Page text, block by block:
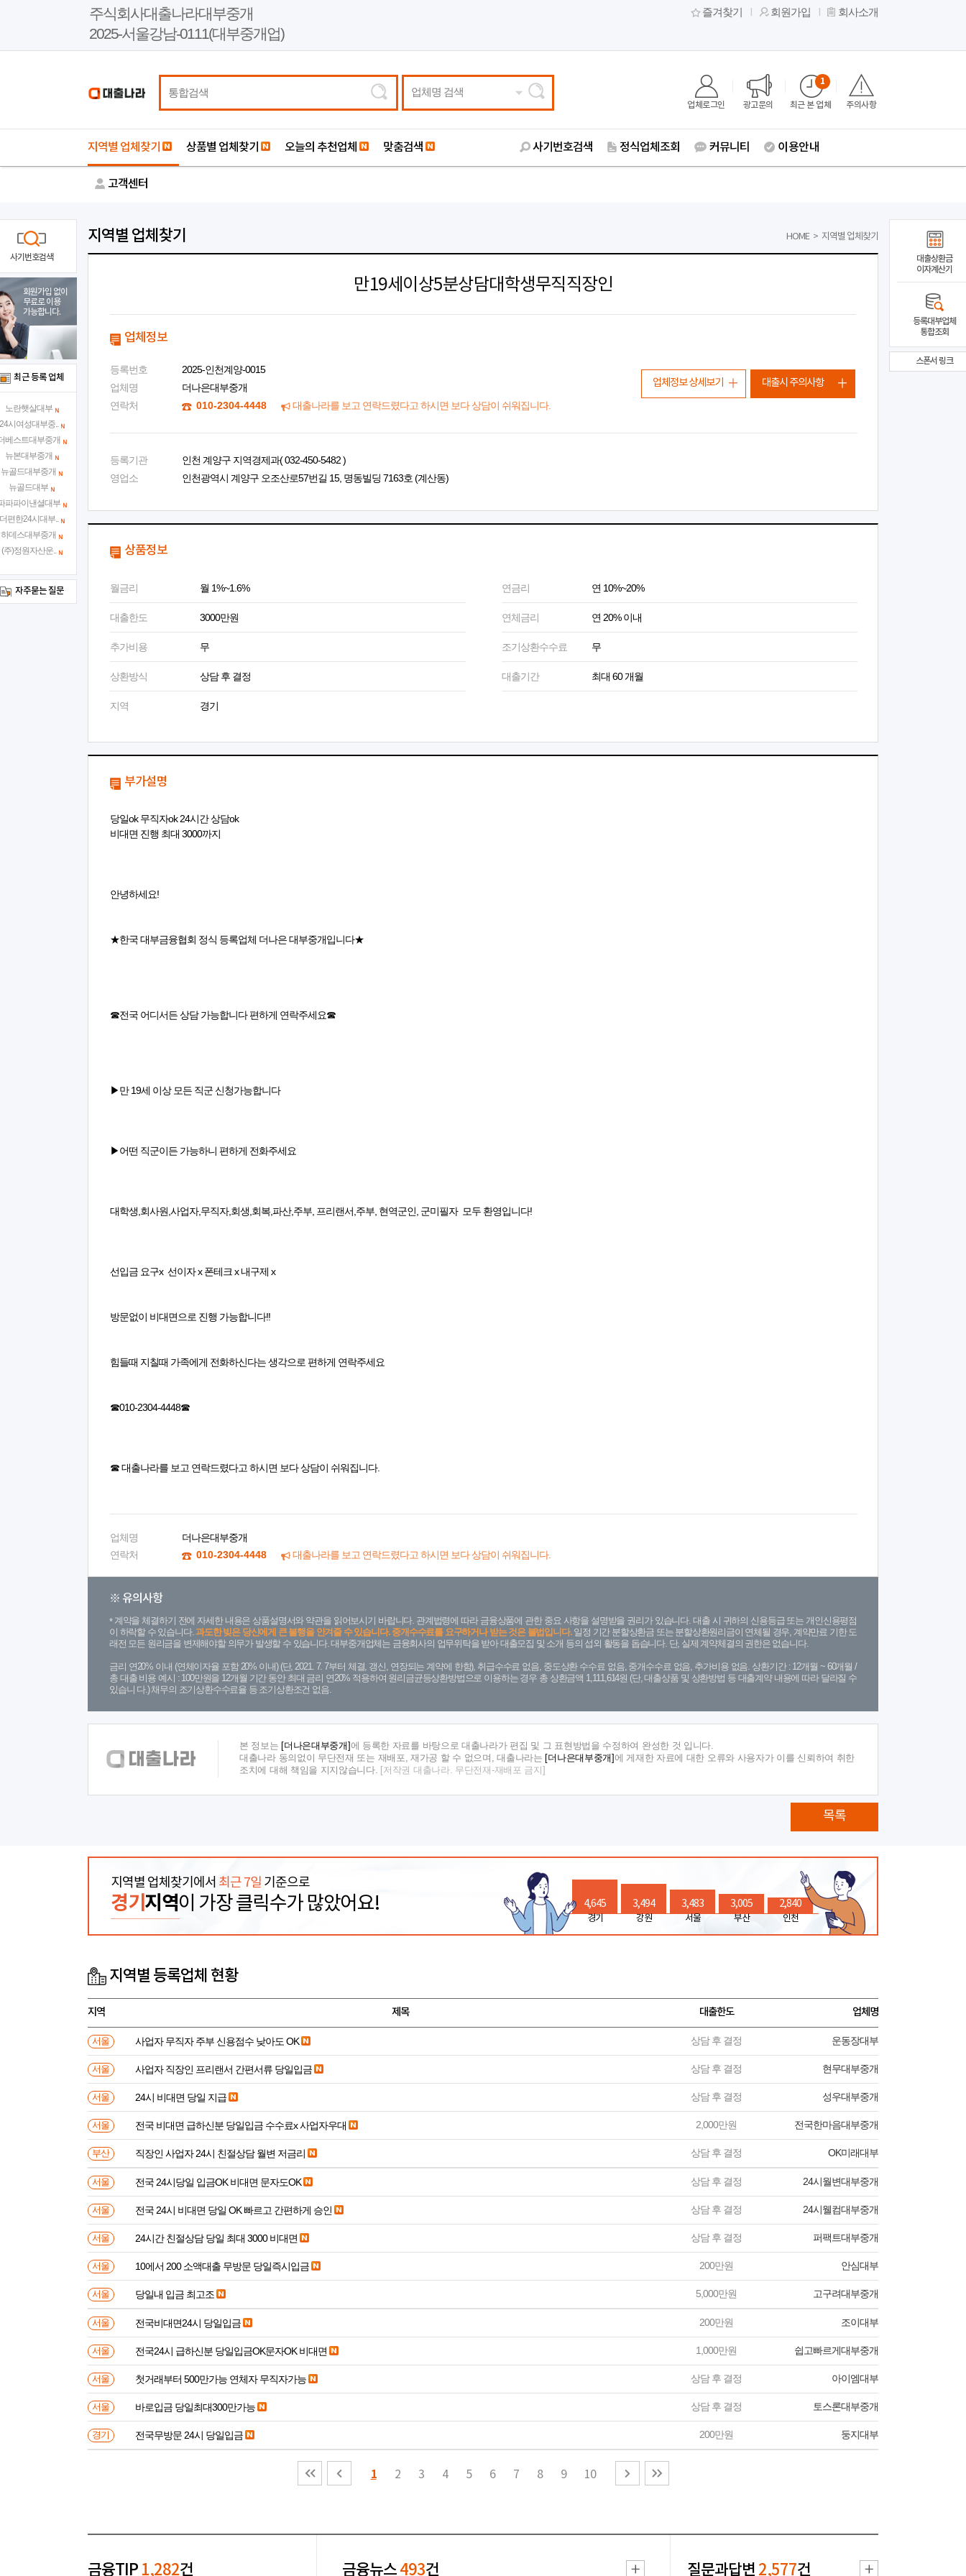
주식회사대출나라대부중개
2025-서울강남-0111(대부중개업)
즐겨찾기 회원가입 회사소개
업체명 검색
업체로그인 광고문의 최근 본 업체
1
주의사항
지역별 업체찾기 상품별 업체찾기 오늘의 추천업체 맞춤검색 사기번호검색 정식업체조회 커뮤니티 이용안내
고객센터
지역별 업체찾기 HOME > 지역별 업체찾기
만19세이상5분상담대학생무직직장인
업체정보
등록번호
2025-인천계양-0015
업체명
더나은대부중개
연락처
010-2304-4448 대출나라를 보고 연락드렸다고 하시면 보다 상담이 쉬워집니다.
등록기관
인천 계양구 지역경제과( 032-450-5482 )
영업소
인천광역시 계양구 오조산로57번길 15, 명동빌딩 7163호 (계산동)
업체정보 상세보기 대출시 주의사항
상품정보
월금리 월 1%~1.6% 연금리 연 10%~20%
대출한도 3000만원 연체금리 연 20% 이내
추가비용 무 조기상환수수료 무
상환방식 상담 후 결정 대출기간 최대 60 개월
지역 경기
부가설명
당일ok 무직자ok 24시간 상담ok
비대면 진행 최대 3000까지
안녕하세요!
★한국 대부금융협회 정식 등록업체 더나은 대부중개입니다★
☎전국 어디서든 상담 가능합니다 편하게 연락주세요☎
▶만 19세 이상 모든 직군 신청가능합니다
▶어떤 직군이든 가능하니 편하게 전화주세요
대학생,회사원,사업자,무직자,회생,회복,파산,주부, 프리랜서,주부, 현역군인, 군미필자 모두 환영입니다!
선입금 요구x 선이자 x 폰테크 x 내구제 x
방문없이 비대면으로 진행 가능합니다!!
힘들때 지칠때 가족에게 전화하신다는 생각으로 편하게 연락주세요
☎010-2304-4448☎
☎ 대출나라를 보고 연락드렸다고 하시면 보다 상담이 쉬워집니다.
업체명
더나은대부중개
연락처
010-2304-4448 대출나라를 보고 연락드렸다고 하시면 보다 상담이 쉬워집니다.
※ 유의사항
계약을 체결하기 전에 자세한 내용은 상품설명서와 약관을 읽어보시기 바랍니다. 관계법령에 따라 금융상품에 관한 중요 사항을 설명받을 권리가 있습니다. 대출 시 귀하의 신용등급 또는 개인신용평점
이 하락할 수 있습니다.과도한 빚은 당신에게 큰 불행을 안겨줄 수 있습니다. 중개수수료를 요구하거나 받는 것은 불법입니다.일정 기간 분할상환금 또는 분할상환원리금이 연체될 경우, 계약만료 기한 도
래전 모든 원리금을 변제해야할 의무가 발생할 수 있습니다. 대부중개업체는 금융회사의 업무위탁을 받아 대출모집 및 소개 등의 섭외 활동을 돕습니다. 단, 실제 계약체결의 권한은 없습니다.
금리 연20% 이내 (연체이자율 포함 20% 이내) (단, 2021. 7. 7부터 체결, 갱신, 연장되는 계약에 한함), 취급수수료 없음, 중도상환 수수료 없음, 중개수수료 없음, 추가비용 없음. 상환기간 : 12개월 ~ 60개월 /
총 대출 비용 예시 : 100만원을 12개월 기간 동안 최대 금리 연20% 적용하여 원리금균등상환방법으로 이용하는 경우 총 상환금액 1,111,614원 (단, 대출상품 및 상환방법 등 대출계약 내용에 따라 달라질 수
있습니 다.) 채무의 조기상환수수료율 등 조기상환조건 없음.
본 정보는 [더나은대부중개] 에 등록한 자료를 바탕으로 대출나라가 편집 및 그 표현방법을 수정하여 완성한 것 입니다.
대출나라 동의없이 무단전재 또는 재배포, 재가공 할 수 없으며, 대출나라는
[더나은대부중개] 에 게재한 자료에 대한 오류와 사용자가 이를 신뢰하여 취한
조치에 대해 책임을 지지않습니다.
[저작권 대출나라. 무단전재-재배포 금지]
목록
지역별 업체찾기에서 최근 7일 기준으로
경기 지역이 가장 클릭수가 많았어요! 4,645
경기
3,494
강원
3,483
서울
3,005
부산
2,840
인천
지역별 등록업체 현황
지역 제목 대출한도 업체명
서울 사업자 무직자 주부 신용점수 낮아도 OK 상담 후 결정 운동장대부
서울 사업자 직장인 프리랜서 간편서류 당일입금 상담 후 결정 현무대부중개
서울 24시 비대면 당일 지급 상담 후 결정 성우대부중개
서울 전국 비대면 급하신분 당일입금 수수료x 사업자우대 2,000만원 전국한마음대부중개
부산 직장인 사업자 24시 친절상담 월변 저금리 상담 후 결정 OK미래대부
서울 전국 24시당일 입금OK 비대면 문자도OK 상담 후 결정 24시월변대부중개
서울 전국 24시 비대면 당일 OK 빠르고 간편하게 승인 상담 후 결정 24시웰컴대부중개
서울 24시간 친절상담 당일 최대 3000 비대면 상담 후 결정 퍼팩트대부중개
서울 10에서 200 소액대출 무방문 당일즉시입금 200만원 안심대부
서울 당일내 입금 최고조 5,000만원 고구려대부중개
서울 전국비대면24시 당일입금 200만원 조이대부
서울 전국24시 급하신분 당일입금OK문자OK 비대면 1,000만원 쉽고빠르게대부중개
서울 첫거래부터 500만가능 연체자 무직자가능 상담 후 결정 아이엠대부
서울 바로입금 당일최대300만가능 상담 후 결정 토스론대부중개
경기 전국무방문 24시 당일입금 200만원 둥지대부
1 2 3 4 5 6 7 8 9 10
사기번호검색
회원가입 없이
무료로 이용
가능합니다.
최근 등록 업체
노란햇살대부
시여성대부중..
베스트대부중개
뉴본대부중개
뉴골드대부중개
뉴골드대부
파파이낸셜대부
편한24시대부..
하데스대부중개
(주)정원자산운..
자주묻는 질문
대출상환금
이자계산기
등록대부업체
통합조회
스폰서 링크
금융TIP 1,282건 금융뉴스493건 질문과답변 2,577건